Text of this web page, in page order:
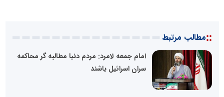
::مطالب مرتبط
امام جمعه لامرد: مردم دنیا مطالبه گر محاکمه
سران اسرائیل باشند